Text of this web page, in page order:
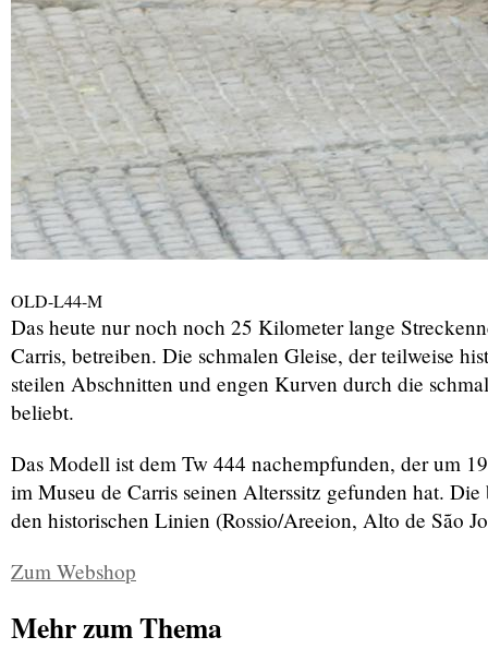
OLD-L44-M
Das heute nur noch noch 25 Kilometer lange
Carris, betreiben. Die schmalen Gleise, der teilweise
steilen Abschnitten und engen Kurven durch die
beliebt.
Das Modell ist dem Tw 444 nachempfunden, der um
im Museu de Carris seinen Alterssitz gefunden hat.
den historischen Linien (Rossio/Areeion, Alto de São
Zum Webshop
Mehr zum Thema